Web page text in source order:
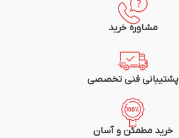
مشاوره خرید
پشتیبانی فنی تخصصی
خرید مطمئن و آسان